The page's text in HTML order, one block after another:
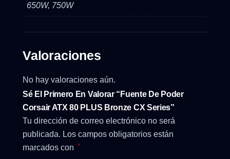
650W, 750W
Valoraciones
No hay valoraciones aún.
Sé El Primero En Valorar “Fuente De Poder
Corsair ATX 80 PLUS Bronze CX Series”
Tu dirección de correo electrónico no será
publicada. Los campos obligatorios están
marcados con *